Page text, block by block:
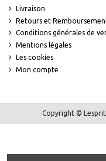
Livraison
Retours et
Conditions générales de
Mentions légales
Les cookies
Mon compte
Copyright ©